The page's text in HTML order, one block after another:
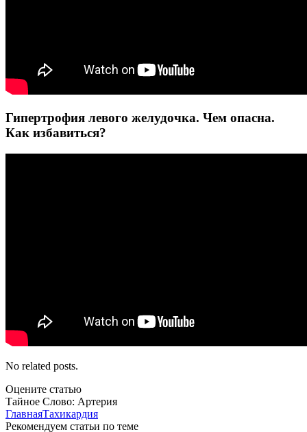
Гипертрофия левого желудочка. Чем опасна.
Как избавиться?
No related posts.
Оцените статью
Тайное Слово: Артерия
ГлавнаяТахикардия
Рекомендуем статьи по теме